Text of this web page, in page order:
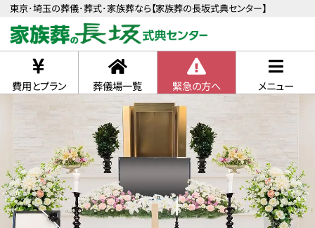
東京･埼玉の葬儀･葬式･家族葬なら【家族葬の長坂式典センター】
費用とプラン 葬儀場一覧 緊急の方へ メニュー